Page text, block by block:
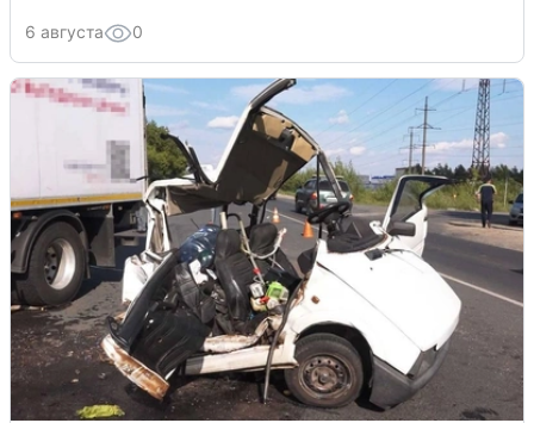
6 августа 0